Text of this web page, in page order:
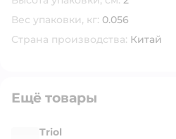
Вес упаковки, кг: 0.056
Страна производства: Китай
Ещё товары
Triol